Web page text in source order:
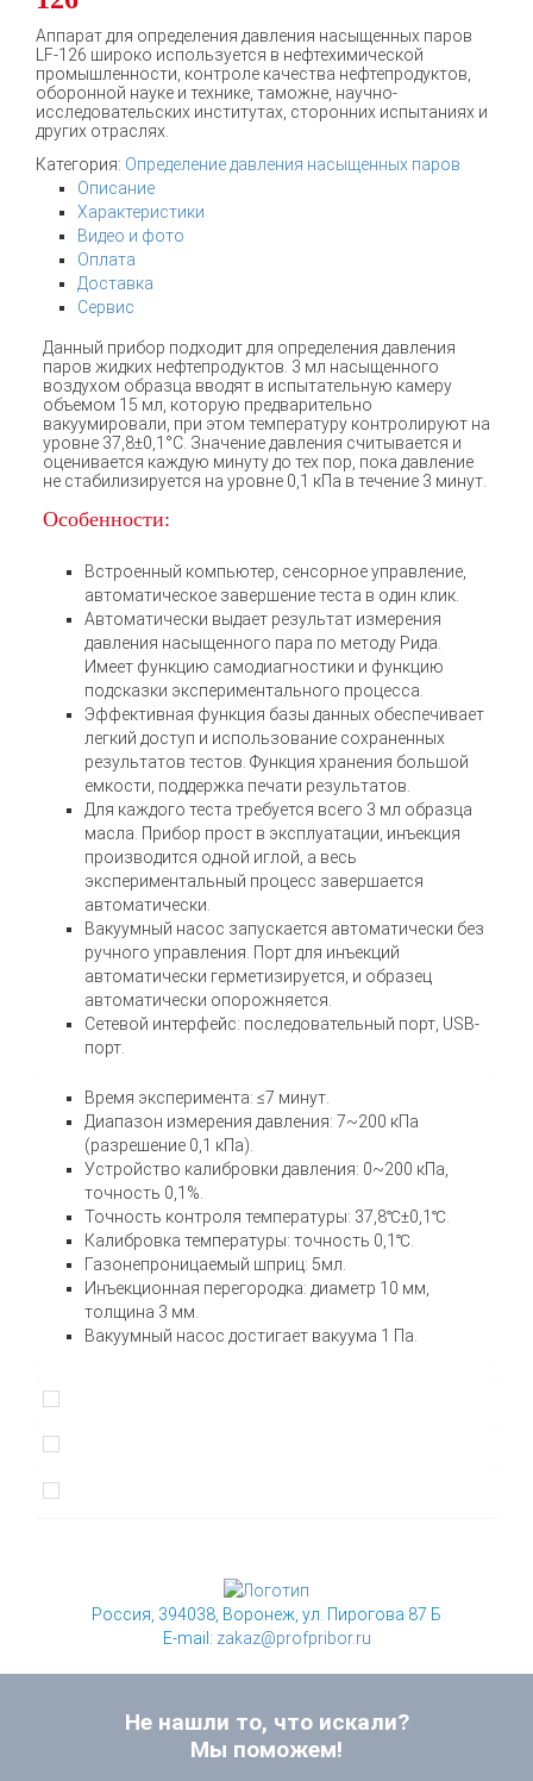
Аппарат для определения давления насыщенных паров
LF-126 широко используется в нефтехимической
промышленности, контроле качества нефтепродуктов,
оборонной науке и технике, таможне, научно-
исследовательских институтах, сторонних испытаниях и
других отраслях.
Категория: Определение давления насыщенных паров
Описание
Характеристики
Видео и фото
Оплата
Доставка
Сервис
Данный прибор подходит для определения давления
паров жидких нефтепродуктов. 3 мл насыщенного
воздухом образца вводят в испытательную камеру
объемом 15 мл, которую предварительно
вакуумировали, при этом температуру контролируют на
уровне 37,8±0,1°C. Значение давления считывается и
оценивается каждую минуту до тех пор, пока давление
не стабилизируется на уровне 0,1 кПа в течение 3 минут.
Особенности:
Встроенный компьютер, сенсорное управление,
автоматическое завершение теста в один клик.
Автоматически выдает результат измерения
давления насыщенного пара по методу Рида.
Имеет функцию самодиагностики и функцию
подсказки экспериментального процесса.
Эффективная функция базы данных обеспечивает
легкий доступ и использование сохраненных
результатов тестов. Функция хранения большой
емкости, поддержка печати результатов.
Для каждого теста требуется всего 3 мл образца
масла. Прибор прост в эксплуатации, инъекция
производится одной иглой, а весь
экспериментальный процесс завершается
автоматически.
Вакуумный насос запускается автоматически без
ручного управления. Порт для инъекций
автоматически герметизируется, и образец
автоматически опорожняется.
Сетевой интерфейс: последовательный порт, USB-
порт.
Время эксперимента: ≤7 минут.
Диапазон измерения давления: 7~200 кПа
(разрешение 0,1 кПа).
Устройство калибровки давления: 0~200 кПа,
точность 0,1%.
Точность контроля температуры: 37,8℃±0,1℃.
Калибровка температуры: точность 0,1℃.
Газонепроницаемый шприц: 5мл.
Инъекционная перегородка: диаметр 10 мм,
толщина 3 мм.
Вакуумный насос достигает вакуума 1 Па.
Россия, 394038, Воронеж, ул. Пирогова 87 Б
E-mail: zakaz@profpribor.ru
Не нашли то, что искали?
Мы поможем!